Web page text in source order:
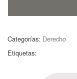
Categorías: Derecho
Etiquetas: